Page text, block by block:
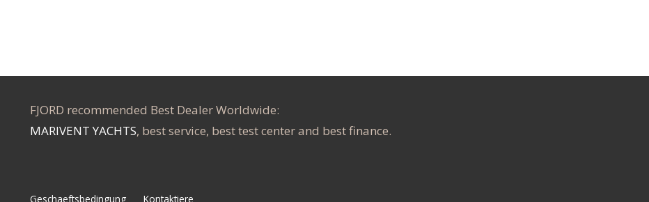
FJORD recommended Best Dealer Worldwide:
MARIVENT YACHTS, best service, best test center and best finance.
Geschaeftsbedingung Kontaktiere